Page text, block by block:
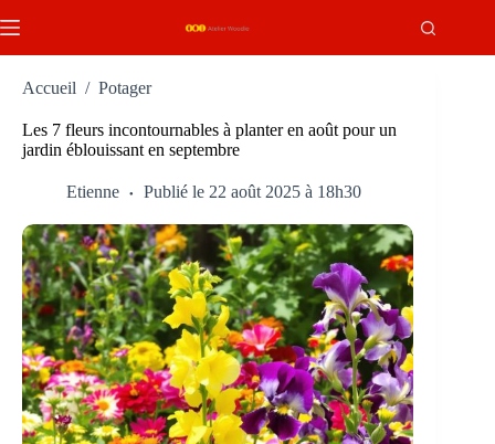
au
Accueil / Potager
Les 7 fleurs incontournables à planter en août pour un
jardin éblouissant en septembre
Etienne Publié le 22 août 2025 à 18h30